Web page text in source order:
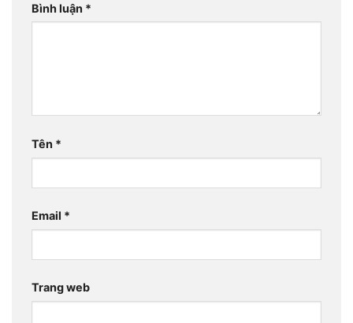
Bình luận *
Tên *
Email *
Trang web